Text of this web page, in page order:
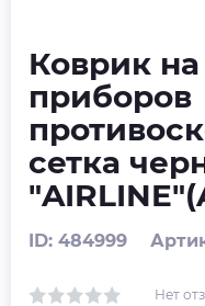
Коврик
приборов
сетка
ID: 484999
Нет